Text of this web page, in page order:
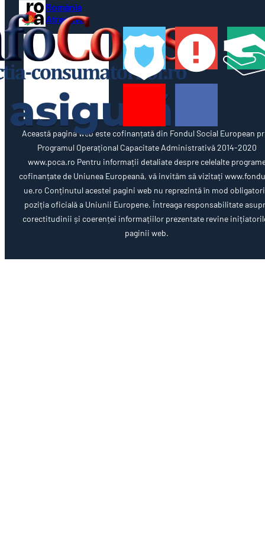
România
Atractivă
Această pagină web este cofinanțată din Fondul Social European
Programul Operațional Capacitate Administrativă 2014-2020
www.poca.ro Pentru informații detaliate despre celelalte
cofinanțate de Uniunea Europeană, vă invităm să vizitați
ue.ro Conținutul acestei pagini web nu reprezintă în mod
poziția oficială a Uniunii Europene. Întreaga responsabilitate
corectitudinii și coerenței informațiilor prezentate revine
paginii web.